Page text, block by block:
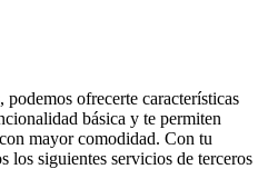
podemos ofrecerte características
básica y te permiten
mayor comodidad. Con tu
los siguientes servicios de terceros